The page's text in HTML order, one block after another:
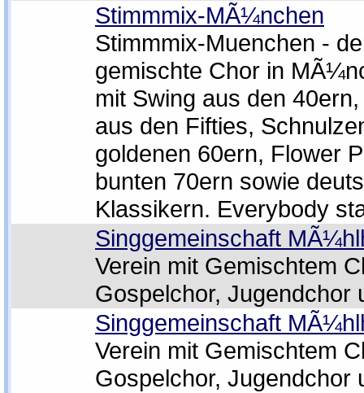
Stimmmix-MÃ¼nchen
Stimmmix-Muenchen -
gemischte Chor in
mit Swing aus den
aus den Fifties,
goldenen 60ern, Flower
bunten 70ern sowie
Klassikern. Everybody
Singgemeinschaft
Verein mit Gemischtem
Gospelchor, Jugendchor
Singgemeinschaft
Verein mit Gemischtem
Gospelchor, Jugendchor